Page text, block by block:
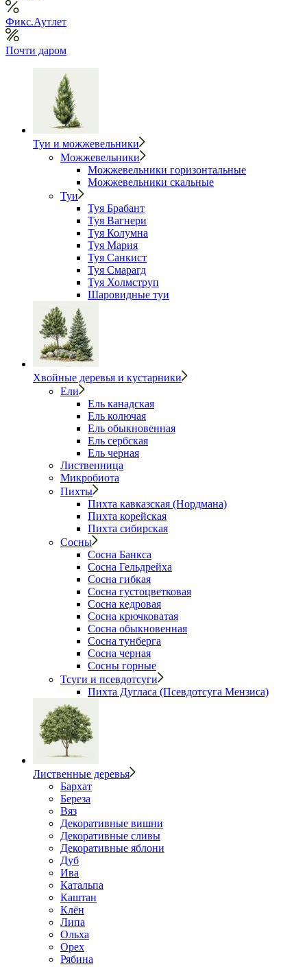
Фикс.Аутлет
Почти даром
Туи и можжевельники
Можжевельники
Можжевельники горизонтальные
Можжевельники скальные
Туи
Туя Брабант
Туя Вагнери
Туя Колумна
Туя Мария
Туя Санкист
Туя Смарагд
Туя Холмструп
Шаровидные туи
Хвойные деревья и кустарники
Ели
Ель канадская
Ель колючая
Ель обыкновенная
Ель сербская
Ель черная
Лиственница
Микробиота
Пихты
Пихта кавказская (Нордмана)
Пихта корейская
Пихта сибирская
Сосны
Сосна Банкса
Сосна Гельдрейха
Сосна гибкая
Сосна густоцветковая
Сосна кедровая
Сосна крючковатая
Сосна обыкновенная
Сосна тунберга
Сосна черная
Сосны горные
Тсуги и псевдотсуги
Пихта Дугласа (Псевдотсуга Мензиса)
Лиственные деревья
Бархат
Береза
Вяз
Декоративные вишни
Декоративные сливы
Декоративные яблони
Дуб
Ива
Катальпа
Каштан
Клён
Липа
Ольха
Орех
Рябина